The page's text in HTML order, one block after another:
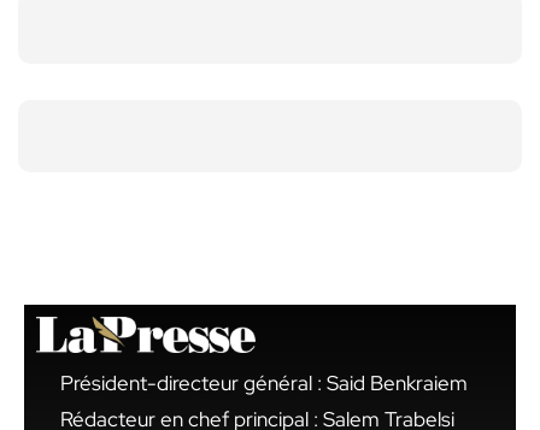
Président-directeur général : Said Benkraiem
Rédacteur en chef principal : Salem Trabelsi